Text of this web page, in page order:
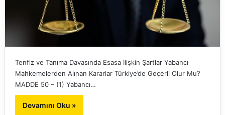
Tenfiz ve Tanıma Davasında Esasa İlişkin Şartlar Yabancı
Mahkemelerden Alınan Kararlar Türkiye’de Geçerli Olur Mu?
MADDE 50 – (1) Yabancı…
Devamını Oku »